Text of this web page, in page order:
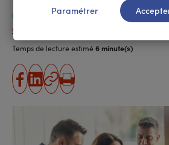
Publié le 02.07.2026
Céline Chaudeau
Temps de lecture estimé 6 minute(s)
partager
facebook
partager
linkedin
Copier
Imprimer
Paramétrer